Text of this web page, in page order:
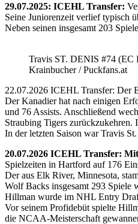
29.07.2025: ICEHL Transfer:
Seine Juniorenzeit verlief typisch
Neben seinen insgesamt 203
Travis ST. DENIS #74 (EC
Krainbucher / Puckfans.at
22.07.2026 ICEHL Transfer: Der
Der Kanadier hat nach einigen
und 76 Assists. Anschließend
Straubing Tigers
In der letzten Saison war Travis
20.07.2026 ICEHL Transfer:
Spielzeiten in Hartford auf 176
Der aus Elk River, Minnesota,
Wolf Backs insgesamt 293 Spiele
Hillman wurde im NHL Entry
Vor seinem Profidebüt spielte
die NCAA-Meisterschaft